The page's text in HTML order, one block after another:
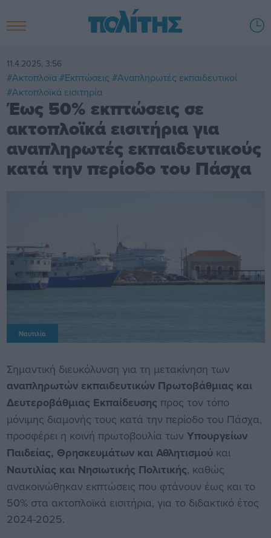
11.4.2025, 3:56
#Ακτοπλοϊα #Εκπτώσεις #Αναπληρωτές εκπαιδευτικοί
#Ακτοπλοϊκά εισιτηρία
Έως 50% εκπτώσεις σε
ακτοπλοϊκά εισιτήρια για
αναπληρωτές εκπαιδευτικούς
κατά την περίοδο του Πάσχα
Ναυτιλία
Σημαντική διευκόλυνση για τη μετακίνηση των
αναπληρωτών εκπαιδευτικών Πρωτοβάθμιας και
Δευτεροβάθμιας Εκπαίδευσης προς τον τόπο
μόνιμης διαμονής τους κατά την περίοδο του Πάσχα,
προσφέρει η κοινή πρωτοβουλία των Υπουργείων
Παιδείας, Θρησκευμάτων και Αθλητισμούκαι
Ναυτιλίας και Νησιωτικής Πολιτικής, καθώς
ανακοινώθηκαν εκπτώσεις που φτάνουν έως και το
50% στα ακτοπλοϊκά εισιτήρια, για το διδακτικό έτος
2024-2025.